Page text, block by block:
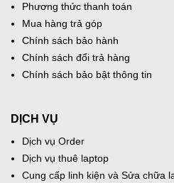
Phương thức thanh toán
Mua hàng trả góp
Chính sách bảo hành
Chính sách đổi trả hàng
Chính sách bảo bật thông tin
DỊCH VỤ
Dịch vụ Order
Dịch vụ thuê laptop
Cung cấp linh kiện và Sửa chữa